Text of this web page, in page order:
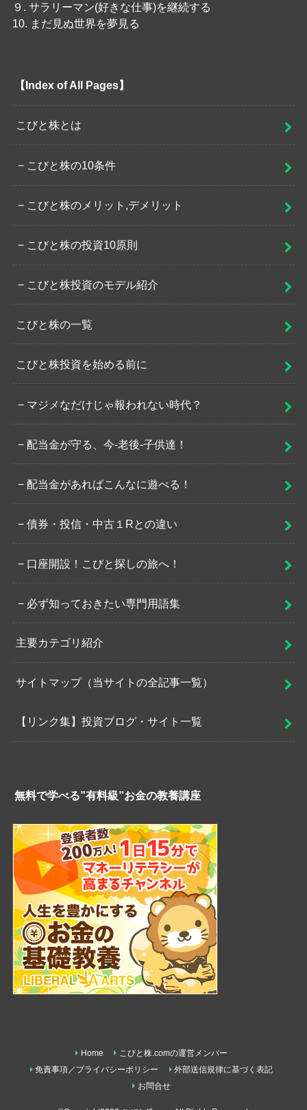
９. サラリーマン(好きな仕事)を継続する
10. まだ見ぬ世界を夢見る
【Index of All Pages】
こびと株とは
こびと株の10条件
こびと株のメリット,デメリット
こびと株の投資10原則
こびと株投資のモデル紹介
こびと株の一覧
こびと株投資を始める前に
マジメなだけじゃ報われない時代？
配当金が守る、今-老後-子供達！
配当金があればこんなに遊べる！
債券・投信・中古１Rとの違い
口座開設！こびと探しの旅へ！
必ず知っておきたい専門用語集
主要カテゴリ紹介
サイトマップ（当サイトの全記事一覧）
【リンク集】投資ブログ・サイト一覧
無料で学べる”有料級”お金の教養講座
Home
こびと株.comの運営メンバー
免責事項／プライバシーポリシー
外部送信規律に基づく表記
お問合せ